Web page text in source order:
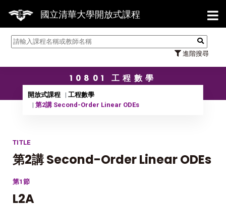
國立清華大學開放式課程
進階搜尋
【7/31】114學年度第2
10801 工程數學
開放式課程
工程數學
第2講 Second-Order Linear ODEs
TITLE
第2講 Second-Order Linear ODEs
第1節
L2A